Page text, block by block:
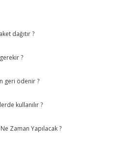
dağıtır ?
?
geri ödenir ?
kullanılır ?
Zaman Yapılacak ?